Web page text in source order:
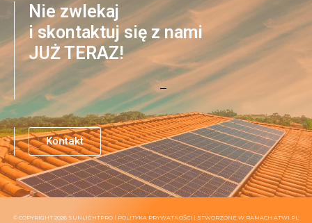
Nie zwlekaj
i skontaktuj się z nami
JUŻ TERAZ!
Kontakt
© COPYRIGHT 2026 SUNLIGHTPRO | POLITYKA PRYWATNOŚCI | STWORZONE W RAMACH ATWI.PL